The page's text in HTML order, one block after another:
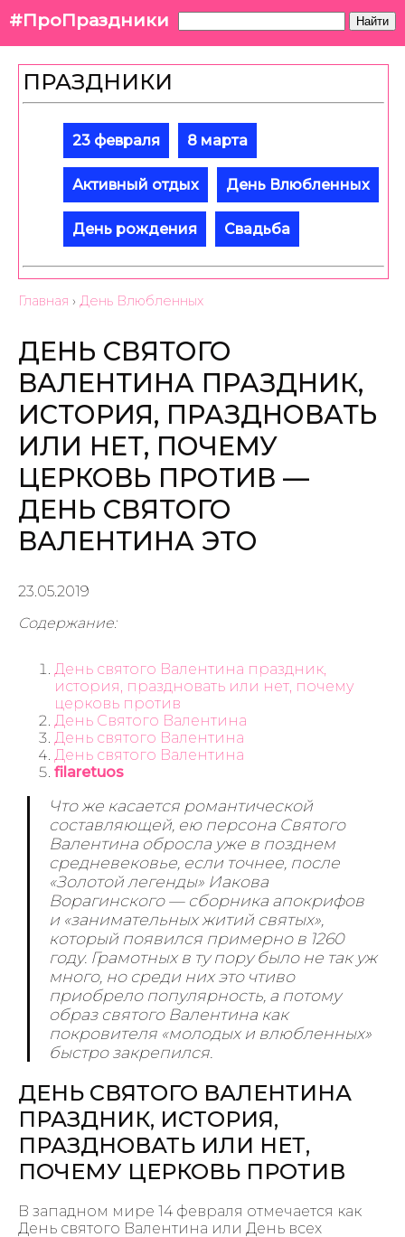
#ПроПраздники Найти
ПРАЗДНИКИ
23 февраля 8 марта
Активный отдых День Влюбленных
День рождения Свадьба
Главная › День Влюбленных
ДЕНЬ СВЯТОГО
ВАЛЕНТИНА ПРАЗДНИК,
ИСТОРИЯ, ПРАЗДНОВАТЬ
ИЛИ НЕТ, ПОЧЕМУ
ЦЕРКОВЬ ПРОТИВ —
ДЕНЬ СВЯТОГО
ВАЛЕНТИНА ЭТО
23.05.2019
Содержание:
День святого Валентина праздник,
история, праздновать или нет, почему
церковь против
День Святого Валентина
День святого Валентина
День святого Валентина
filaretuos
Что же касается романтической
составляющей, ею персона Святого
Валентина обросла уже в позднем
средневековье, если точнее, после
«Золотой легенды» Иакова
Ворагинского — сборника апокрифов
и «занимательных житий святых»,
который появился примерно в 1260
году. Грамотных в ту пору было не так уж
много, но среди них это чтиво
приобрело популярность, а потому
образ святого Валентина как
покровителя «молодых и влюбленных»
быстро закрепился.
ДЕНЬ СВЯТОГО ВАЛЕНТИНА
ПРАЗДНИК, ИСТОРИЯ,
ПРАЗДНОВАТЬ ИЛИ НЕТ,
ПОЧЕМУ ЦЕРКОВЬ ПРОТИВ
В западном мире 14 февраля отмечается как
День святого Валентина или День всех